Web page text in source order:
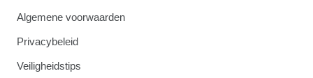
Algemene voorwaarden
Privacybeleid
Veiligheidstips